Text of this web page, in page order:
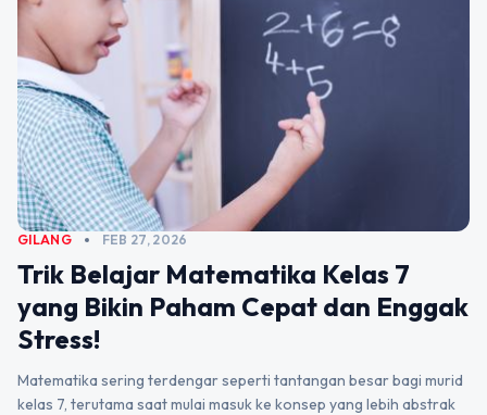
GILANG FEB 27, 2026
Trik Belajar Matematika Kelas 7
yang Bikin Paham Cepat dan Enggak
Stress!
Matematika sering terdengar seperti tantangan besar bagi murid
kelas 7, terutama saat mulai masuk ke konsep yang lebih abstrak